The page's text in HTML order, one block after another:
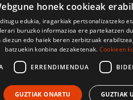
KONTAKTUA
honek cookieak
edukia, iragarkiak pertsonalizatzeko
buruzko informazioa ere partekatzen
diezun edo haiek beren zerbitzuak
batzuekin konbina dezaketenak. Cookieen
ERRENDIMENDUA
GUZTIAK ONARTU GUZTIAK